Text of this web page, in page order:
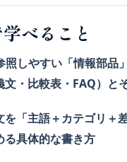
べること
照しやすい「情報部品
文・比較表・FAQ）と
を「主語＋カテゴリ＋
る具体的な書き方